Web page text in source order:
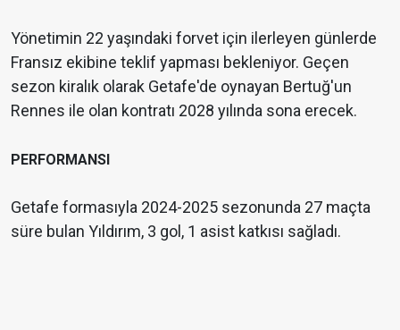
Yönetimin 22 yaşındaki forvet için ilerleyen günlerde
Fransız ekibine teklif yapması bekleniyor. Geçen
sezon kiralık olarak Getafe'de oynayan Bertuğ'un
Rennes ile olan kontratı 2028 yılında sona erecek.
PERFORMANSI
Getafe formasıyla 2024-2025 sezonunda 27 maçta
süre bulan Yıldırım, 3 gol, 1 asist katkısı sağladı.